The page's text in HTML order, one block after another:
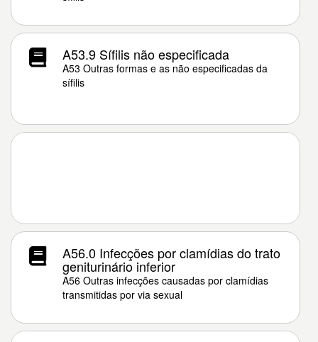
A53.9 Sífilis não especificada
A53 Outras formas e as não especificadas da
sífilis
A56.0 Infecções por clamídias do trato
geniturinário inferior
A56 Outras infecções causadas por clamídias
transmitidas por via sexual